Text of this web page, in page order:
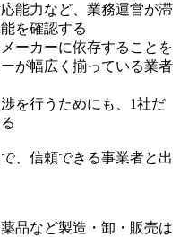
能力など、業務運営が滞
を確認する
ーカーに依存することを
が幅広く揃っている業者
を行うためにも、1社だ
、信頼できる事業者と出
品など製造・卸・販売は